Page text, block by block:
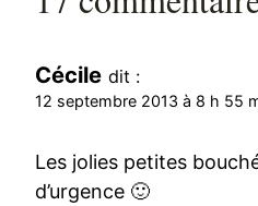
Cécile dit :
12 septembre 2013 à 8 h 55
Les jolies petites
d’urgence 🙂